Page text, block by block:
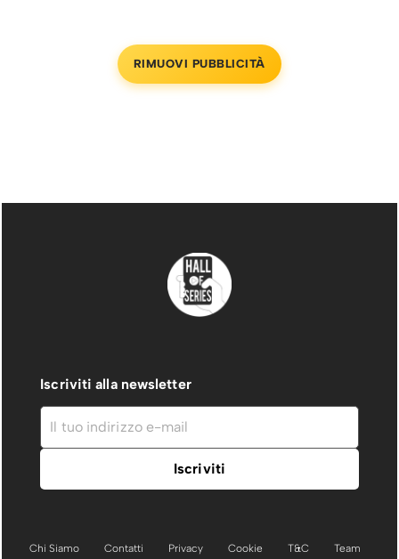
RIMUOVI PUBBLICITÀ
Iscriviti alla newsletter
Chi Siamo Contatti Privacy Cookie T&C Team